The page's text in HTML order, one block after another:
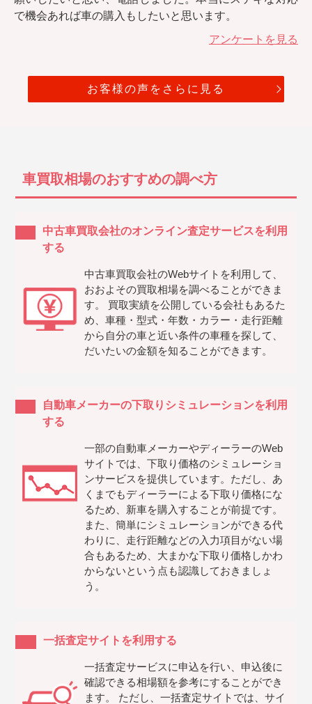
で機会あれば車の購入もしたいと思います。
アンケートを見る
お客様の声をさらに見る
車買取相場のおすすめの調べ方
中古車買取会社のオンライン査定サービスを利用
する
中古車買取会社のWebサイトを利用して、
おおよその買取相場を調べることができま
す。 買取実績を公開している会社もあるた
め、車種・型式・年数・カラー・走行距離
から自分の車と近い条件の車種を探して、
だいたいの金額を知ることができます。
自動車メーカーの下取りシミュレーションを利用
する
一部の自動車メーカーやディーラーのWeb
サイトでは、下取り価格のシミュレーショ
ンサービスを提供しています。ただし、あ
くまでもディーラーによる下取り価格にな
るため、新車を購入することが前提です。
また、簡単にシミュレーションができる代
わりに、走行距離などの入力項目がない場
合もあるため、大まかな下取り価格しかわ
からないという点も認識しておきましょ
う。
一括査定サイトを利用する
一括査定サービスに申込を行い、申込後に
確認できる相場額を参考にすることができ
ます。 ただし、一括査定サイトでは、サイ